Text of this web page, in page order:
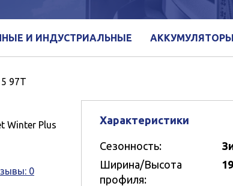
И ИНДУСТРИАЛЬНЫЕ АККУМУЛЯТОРЫ
97T
Winter Plus
0
Характеристики
Сезонность:
Ширина/Высота
профиля: